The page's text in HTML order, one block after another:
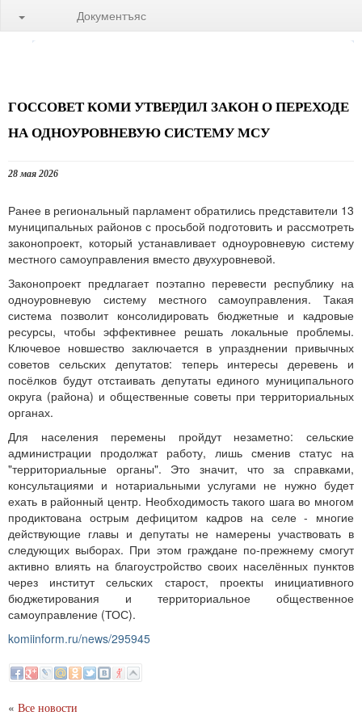
Документъяс
ГОССОВЕТ КОМИ УТВЕРДИЛ ЗАКОН О ПЕРЕХОДЕ
НА ОДНОУРОВНЕВУЮ СИСТЕМУ МСУ
28 мая 2026
Ранее в региональный парламент обратились представители 13
муниципальных районов с просьбой подготовить и рассмотреть
законопроект, который устанавливает одноуровневую систему
местного самоуправления вместо двухуровневой.
Законопроект предлагает поэтапно перевести республику на
одноуровневую систему местного самоуправления. Такая
система позволит консолидировать бюджетные и кадровые
ресурсы, чтобы эффективнее решать локальные проблемы.
Ключевое новшество заключается в упразднении привычных
советов сельских депутатов: теперь интересы деревень и
посёлков будут отстаивать депутаты единого муниципального
округа (района) и общественные советы при территориальных
органах.
Для населения перемены пройдут незаметно: сельские
администрации продолжат работу, лишь сменив статус на
"территориальные органы". Это значит, что за справками,
консультациями и нотариальными услугами не нужно будет
ехать в районный центр. Необходимость такого шага во многом
продиктована острым дефицитом кадров на селе - многие
действующие главы и депутаты не намерены участвовать в
следующих выборах. При этом граждане по‑прежнему смогут
активно влиять на благоустройство своих населённых пунктов
через институт сельских старост, проекты инициативного
бюджетирования и территориальное общественное
самоуправление (ТОС).
komiinform.ru/news/295945
« Все новости